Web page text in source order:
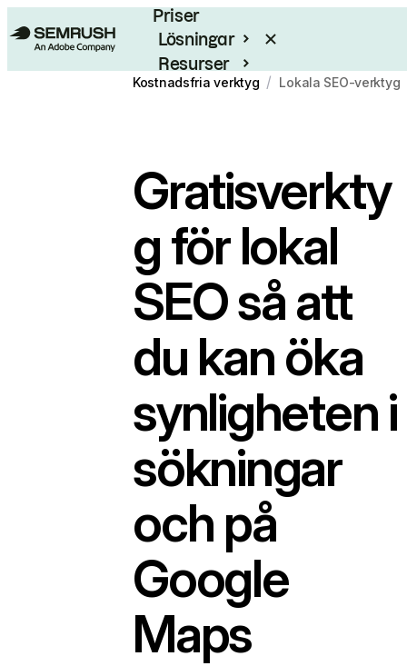
Priser
Lösningar
Resurser
Enterprise
Kostnadsfria verktyg / Lokala SEO-verktyg
Gratisverkty
g förlokal
SEOså att
du kan öka
synligheten i
sökningar
och på
Google
Maps